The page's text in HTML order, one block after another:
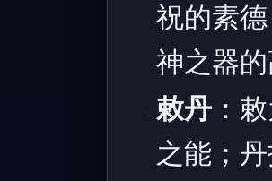
祝的素
神之器
敕丹 ：
之能；